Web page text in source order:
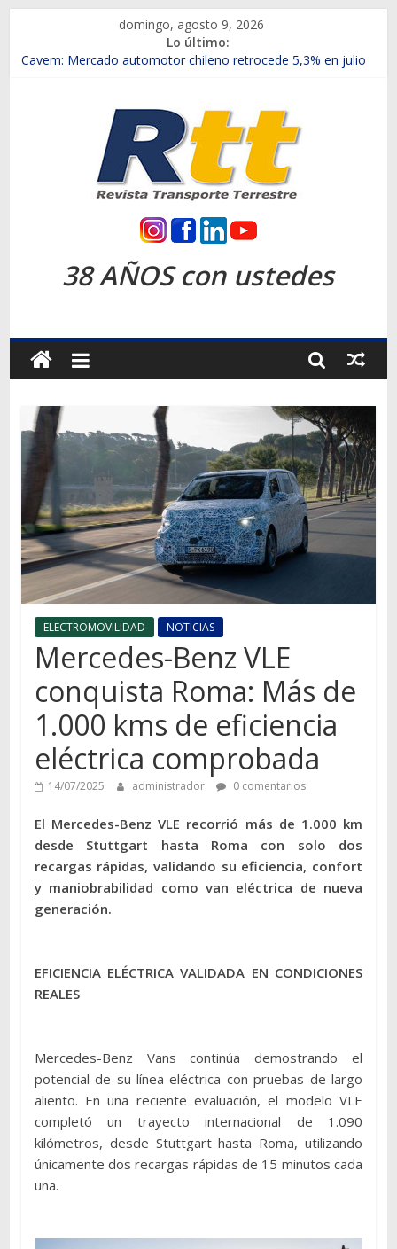
contenido
domingo, agosto 9, 2026
Lo último:
Chile es el primer mercado internacional en lanzar la nueva
Salfa suma vehículos electrificados de Chevrolet en el Biobío
Samex amplía su red con nuevas sucursales en Rancagua y
SINOTRUK Pick-ups presentó la recién estrenada Bolden en
la Expo Compras Públicas 2026
Revista
Transporte
Terrestre
Autos,
camiones,
motos,
información
del
mundo
del
transporte
38 AÑOS con ustedes
ELECTROMOVILIDAD NOTICIAS
Mercedes-Benz VLE
conquista Roma: Más de
1.000 kms de eficiencia
eléctrica comprobada
14/07/2025 administrador 0 comentarios
El Mercedes-Benz VLE recorrió más de 1.000 km
desde Stuttgart hasta Roma con solo dos
recargas rápidas, validando su eficiencia, confort
y maniobrabilidad como van eléctrica de nueva
generación.
EFICIENCIA ELÉCTRICA VALIDADA EN CONDICIONES
REALES
Mercedes-Benz Vans continúa demostrando el
potencial de su línea eléctrica con pruebas de largo
aliento. En una reciente evaluación, el modelo VLE
completó un trayecto internacional de 1.090
kilómetros, desde Stuttgart hasta Roma, utilizando
únicamente dos recargas rápidas de 15 minutos cada
una.